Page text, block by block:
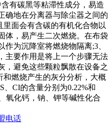
有碳黑等粘滞性成分，易造
确地在分离器与除尘器之间的
面会有含碳的有机化合物以
体，易产生二次燃烧。在布袋
为沉降室将燃烧物隔离;3、
主要作用是将上一个步骤无法
，避免这些颗粒飘散在设备之
和燃烧产生的灰分分析，大概
、CI的含量分别为0.22%和
氧化钙，钠、钾等碱性化合
电话